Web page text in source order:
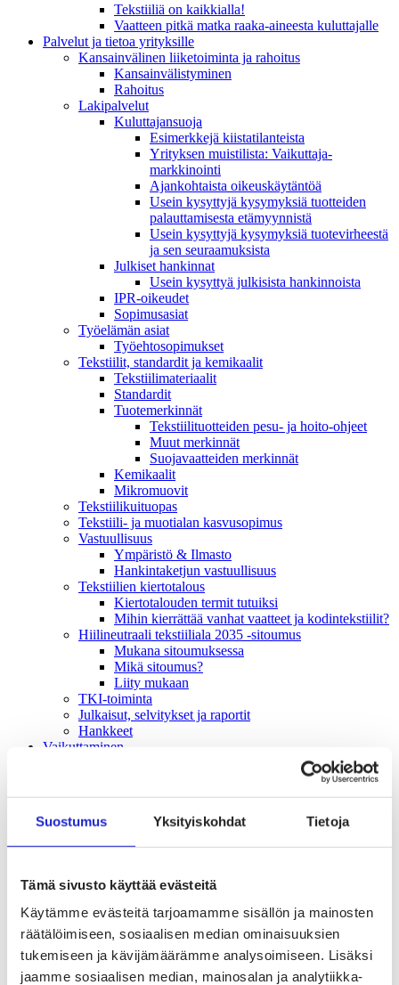
Suostumus Yksityiskohdat Tietoja
Tämä sivusto käyttää evästeitä
Käytämme evästeitä tarjoamamme sisällön ja mainosten
räätälöimiseen, sosiaalisen median ominaisuuksien
tukemiseen ja kävijämäärämme analysoimiseen. Lisäksi
jaamme sosiaalisen median, mainosalan ja analytiikka-
Tekstiiliä on kaikkialla!
Vaatteen pitkä matka raaka-aineesta kuluttajalle
Palvelut ja tietoa yrityksille
Kansainvälinen liiketoiminta ja rahoitus
Kansain­välistyminen
Rahoitus
Lakipalvelut
Kuluttajansuoja
Esimerkkejä kiistatilanteista
Yrityksen muistilista: Vaikuttaja­
markkinointi
Ajankohtaista oikeuskäytäntöä
Usein kysyttyjä kysymyksiä tuotteiden
palauttamisesta etämyynnistä
Usein kysyttyjä kysymyksiä tuotevirheestä
ja sen seuraamuksista
Julkiset hankinnat
Usein kysyttyä julkisista hankinnoista
IPR-oikeudet
Sopimusasiat
Työelämän asiat
Työehto­sopimukset
Tekstiilit, standardit ja kemikaalit
Tekstiilimateriaalit
Standardit
Tuotemerkinnät
Tekstiilituotteiden pesu- ja hoito-ohjeet
Muut merkinnät
Suojavaatteiden merkinnät
Kemikaalit
Mikromuovit
Tekstiilikuitu­opas
Tekstiili- ja muotialan kasvusopimus
Vastuullisuus
Ympäristö & Ilmasto
Hankintaketjun vastuullisuus
Tekstiilien kiertotalous
Kiertotalouden termit tutuiksi
Mihin kierrättää vanhat vaatteet ja kodintekstiilit?
Hiilineutraali tekstiiliala 2035 -sitoumus
Mukana sitoumuksessa
Mikä sitoumus?
Liity mukaan
TKI-toiminta
Julkaisut, selvitykset ja raportit
Hankkeet
Vaikuttaminen
Mahdollisuuksien ala – lue vaikuttamis­viestimme
EU-vaalit 2024: Reilut pelisäännöt turvaavat
elinvoimaisen tekstiili- ja muotialan Suomessa ja
Tekstiili- ja muotialasta viennin uusi kärki
Suomesta tekstiilialan kiertotalouden &
osaamista
Tekstiiliala on tärkeä osa Suomen
huoltovarmuutta
Luodaan kannusteet kuluttajan vihreään
siirtymään
EU-vaikuttaminen